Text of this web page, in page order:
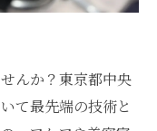
んか？東京都中央
て最先端の技術と